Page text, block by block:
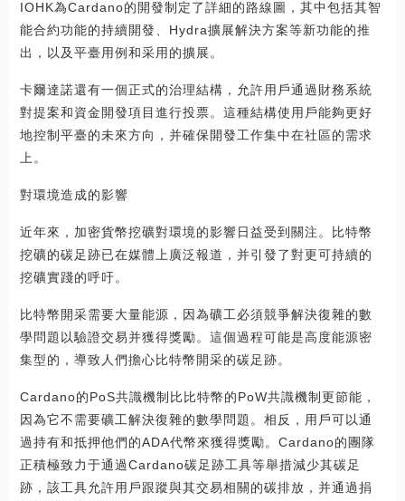
IOHK為Cardano的開發制定了詳細的路線圖，其中包括其智
能合約功能的持續開發、Hydra擴展解決方案等新功能的推
出，以及平臺用例和采用的擴展。
卡爾達諾還有一個正式的治理結構，允許用戶通過財務系統
對提案和資金開發項目進行投票。這種結構使用戶能夠更好
地控制平臺的未來方向，并確保開發工作集中在社區的需求
上。
對環境造成的影響
近年來，加密貨幣挖礦對環境的影響日益受到關注。比特幣
挖礦的碳足跡已在媒體上廣泛報道，并引發了對更可持續的
挖礦實踐的呼吁。
比特幣開采需要大量能源，因為礦工必須競爭解決復雜的數
學問題以驗證交易并獲得獎勵。這個過程可能是高度能源密
集型的，導致人們擔心比特幣開采的碳足跡。
Cardano的PoS共識機制比比特幣的PoW共識機制更節能，
因為它不需要礦工解決復雜的數學問題。相反，用戶可以通
過持有和抵押他們的ADA代幣來獲得獎勵。Cardano的團隊
正積極致力于通過Cardano碳足跡工具等舉措減少其碳足
跡，該工具允許用戶跟蹤與其交易相關的碳排放，并通過捐